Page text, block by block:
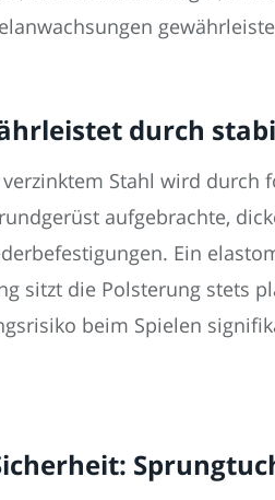
durch
Stahl wird
aufgebrachte,
Ein
sitzt die Polsterung stets
beim Spielen